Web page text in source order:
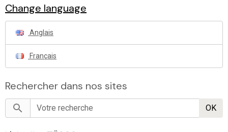
Change language
Anglais
Français
Rechercher dans nos sites
OK